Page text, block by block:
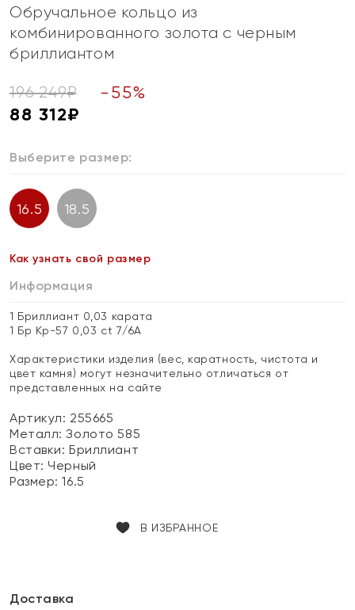
Обручальное кольцо из
комбинированного золота с черным
бриллиантом
196 249₽ - 55%
88 312₽
Выберите размер:
16.5 18.5
Как узнать свой размер
Информация
1 Бриллиант 0,03 карата
1 Бр Кр-57 0,03 ct 7/6А
Характеристики изделия (вес, каратность, чистота и
цвет камня) могут незначительно отличаться от
представленных на сайте
Артикул: 255665
Металл:Золото 585
Вставки:Бриллиант
Цвет:Черный
Размер:16.5
В ИЗБРАННОЕ
Доставка